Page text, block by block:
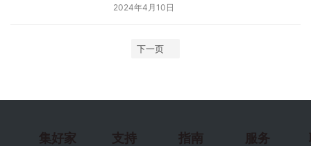
2024年4月10日
下一页
集好家 支持 指南 服务